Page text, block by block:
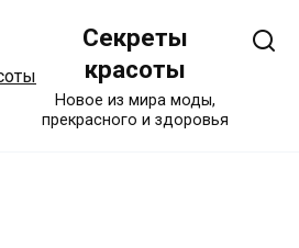
Секреты
красоты
Новое из мира моды,
прекрасного и здоровья